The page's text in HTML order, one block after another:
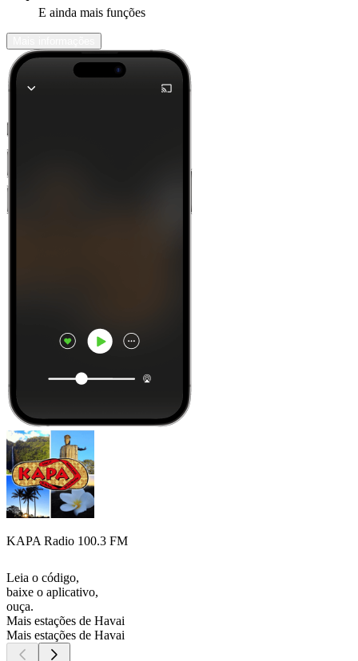
E ainda mais funções
KAPA Radio 100.3 FM
Leia o código,
baixe o aplicativo,
ouça.
Mais estações de Havai
Mais estações de Havai